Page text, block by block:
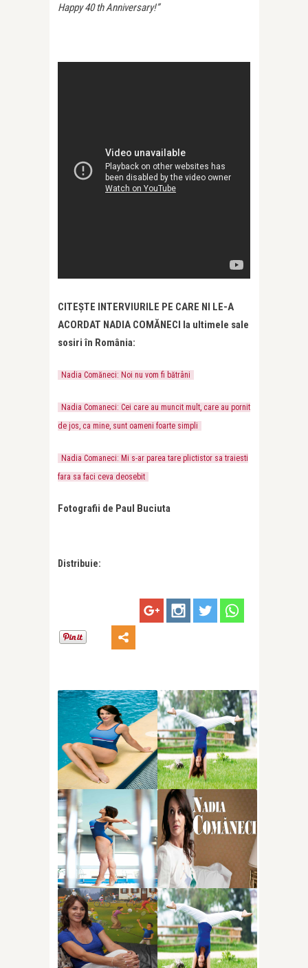
Happy 40 th Anniversary!”
CITEȘTE INTERVIURILE PE CARE NI LE-A
ACORDAT NADIA COMĂNECI la ultimele sale
sosiri în România:
Nadia Comăneci: Noi nu vom fi bătrâni
Nadia Comaneci: Cei care au muncit mult, care au pornit
de jos, ca mine, sunt oameni foarte simpli
Nadia Comaneci: Mi s-ar parea tare plictistor sa traiesti
fara sa faci ceva deosebit
Fotografii de Paul Buciuta
Distribuie: